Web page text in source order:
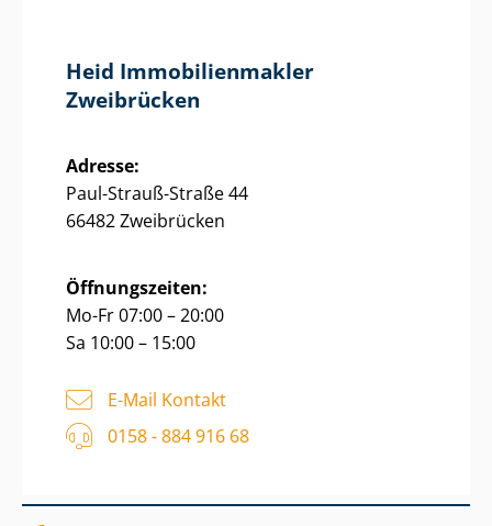
Heid Im­mo­bi­li­en­mak­ler
Zweibrücken
Adresse:
Paul-Strauß-Straße 44
66482 Zweibrücken
Öffnungszeiten:
Mo-Fr 07:00 – 20:00
Sa 10:00 – 15:00
E-Mail Kontakt
0158 - 884 916 68